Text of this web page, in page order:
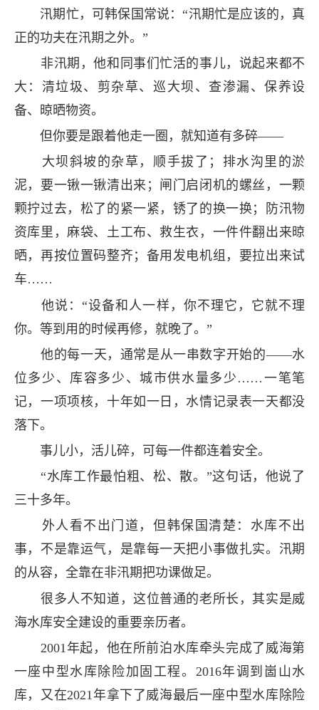
汛期忙，可韩保国常说：“汛期忙是应该的，真
正的功夫在汛期之外。”
非汛期，他和同事们忙活的事儿，说起来都不
大：清垃圾、剪杂草、巡大坝、查渗漏、保养设
备、晾晒物资。
但你要是跟着他走一圈，就知道有多碎——
大坝斜坡的杂草，顺手拔了；排水沟里的淤
泥，要一锹一锹清出来；闸门启闭机的螺丝，一颗
颗拧过去，松了的紧一紧，锈了的换一换；防汛物
资库里，麻袋、土工布、救生衣，一件件翻出来晾
晒，再按位置码整齐；备用发电机组，要拉出来试
车……
他说：“设备和人一样，你不理它，它就不理
你。等到用的时候再修，就晚了。”
他的每一天，通常是从一串数字开始的——水
位多少、库容多少、城市供水量多少……一笔笔
记，一项项核，十年如一日，水情记录表一天都没
落下。
事儿小，活儿碎，可每一件都连着安全。
“水库工作最怕粗、松、散。”这句话，他说了
三十多年。
外人看不出门道，但韩保国清楚：水库不出
事，不是靠运气，是靠每一天把小事做扎实。汛期
的从容，全靠在非汛期把功课做足。
很多人不知道，这位普通的老所长，其实是威
海水库安全建设的重要亲历者。
2001年起，他在所前泊水库牵头完成了威海第
一座中型水库除险加固工程。2016年调到崮山水
库，又在2021年拿下了威海最后一座中型水库除险